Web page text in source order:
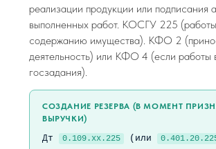
реализации продукции или подписания
выполненных работ. КОСГУ 225
содержанию имущества). КФО 2
деятельность) или КФО 4 (если работы
госзадания).
СОЗДАНИЕ РЕЗЕРВА (В МОМЕНТ
ВЫРУЧКИ)
Дт
0.109.хх.225 (или